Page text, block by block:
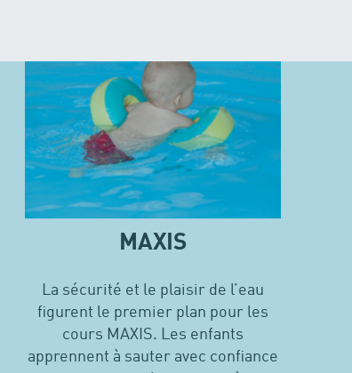
MAXIS
La sécurité et le plaisir de l’eau
figurent le premier plan pour les
cours MAXIS. Les enfants
apprennent à sauter avec confiance